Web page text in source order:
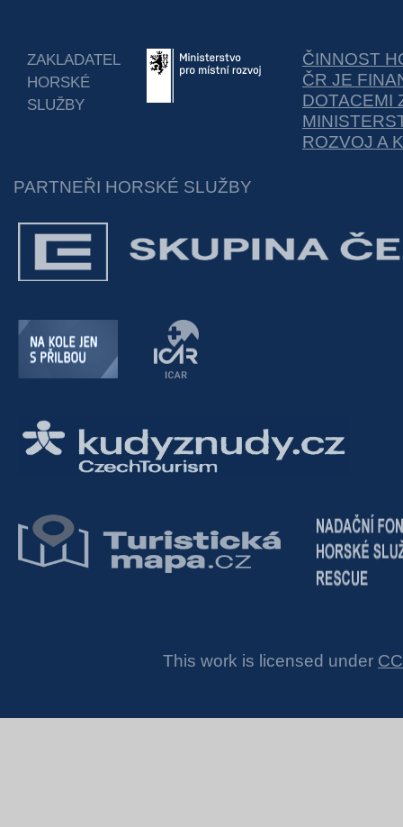
ZAKLADATEL
HORSKÉ
SLUŽBY
ČINNOST
ČR JE
DOTACEMI
ROZVOJ A
PARTNEŘI HORSKÉ SLUŽBY
This work is licensed under